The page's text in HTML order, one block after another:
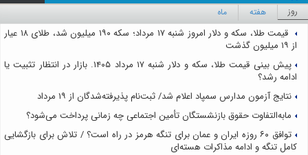
روز هفته ماه
قیمت طلا، سکه و دلار امروز شنبه ۱۷ مرداد؛ سکه ۱۹۰ میلیون شد، طلای ۱۸ عیار
از ۱۹ میلیون گذشت
پیش بینی قیمت طلا، سکه و دلار شنبه ۱۷ مرداد ۱۴۰۵. بازار در انتظار تثبیت یا
ادامه رشد؟
نتایج آزمون مدارس سمپاد اعلام شد/ ثبت‌نام پذیرفته‌شدگان از ۱۹ مرداد
مابه‌التفاوت حقوق بازنشستگان تأمین اجتماعی چه زمانی پرداخت می‌شود؟
توافق ۶۰ روزه ایران و عمان برای تنگه هرمز در راه است؟ / تلاش برای بازگشایی
کامل تنگه و ادامه مذاکرات هسته‌ای